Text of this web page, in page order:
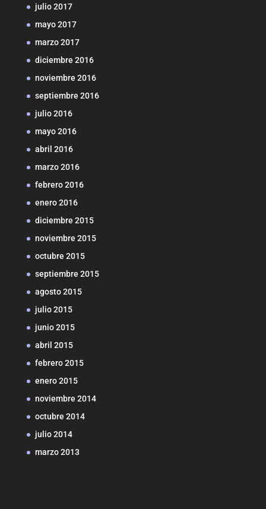
julio 2017
mayo 2017
marzo 2017
diciembre 2016
noviembre 2016
septiembre 2016
julio 2016
mayo 2016
abril 2016
marzo 2016
febrero 2016
enero 2016
diciembre 2015
noviembre 2015
octubre 2015
septiembre 2015
agosto 2015
julio 2015
junio 2015
abril 2015
febrero 2015
enero 2015
noviembre 2014
octubre 2014
julio 2014
marzo 2013